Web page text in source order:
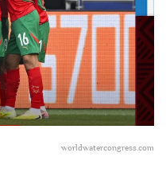
worldwatercongress.com